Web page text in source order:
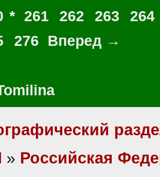
* 261 262 263 264
276 Вперед →
» Российская